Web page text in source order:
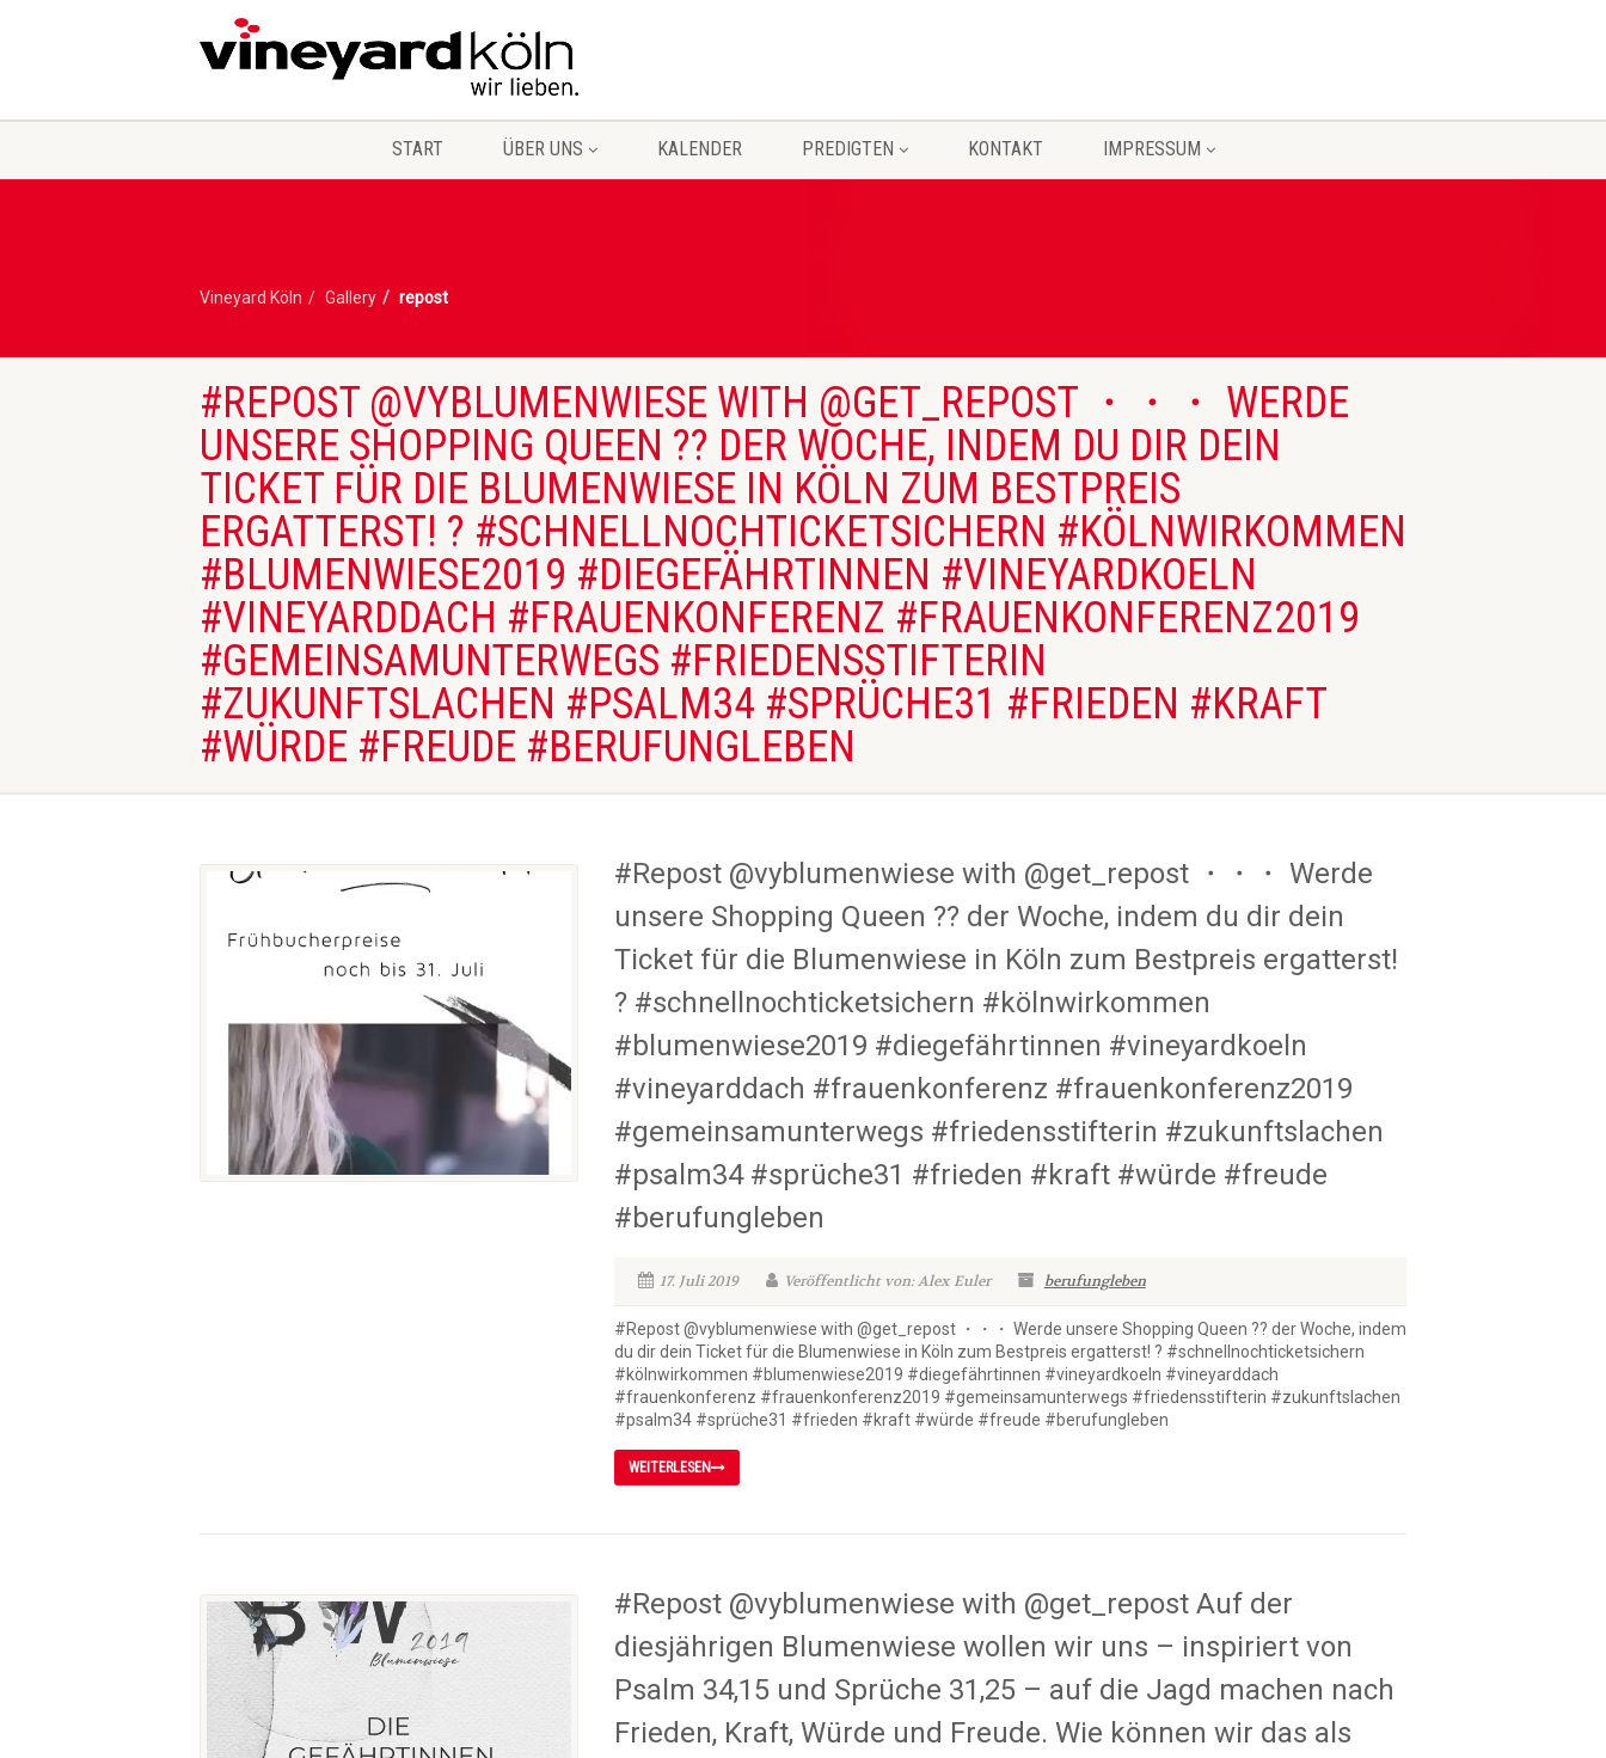
START ÜBER UNS KALENDER PREDIGTEN KONTAKT IMPRESSUM
Vineyard Köln Gallery repost
#REPOST @VYBLUMENWIESE WITH @GET_REPOST ・・・ WERDE
UNSERE SHOPPING QUEEN ?? DER WOCHE, INDEM DU DIR DEIN
TICKET FÜR DIE BLUMENWIESE IN KÖLN ZUM BESTPREIS
ERGATTERST! ? #SCHNELLNOCHTICKETSICHERN #KÖLNWIRKOMMEN
#BLUMENWIESE2019 #DIEGEFÄHRTINNEN #VINEYARDKOELN
#VINEYARDDACH #FRAUENKONFERENZ #FRAUENKONFERENZ2019
#GEMEINSAMUNTERWEGS #FRIEDENSSTIFTERIN
#ZUKUNFTSLACHEN #PSALM34 #SPRÜCHE31 #FRIEDEN #KRAFT
#WÜRDE #FREUDE #BERUFUNGLEBEN
#Repost @vyblumenwiese with @get_repost ・・・ Werde
unsere Shopping Queen ?? der Woche, indem du dir dein
Ticket für die Blumenwiese in Köln zum Bestpreis ergatterst!
? #schnellnochticketsichern #kölnwirkommen
#blumenwiese2019 #diegefährtinnen #vineyardkoeln
#vineyarddach #frauenkonferenz #frauenkonferenz2019
#gemeinsamunterwegs #friedensstifterin #zukunftslachen
#psalm34 #sprüche31 #frieden #kraft #würde #freude
#berufungleben
17. Juli 2019 Veröffentlicht von: Alex Euler berufungleben
#Repost @vyblumenwiese with @get_repost ・・・ Werde unsere Shopping Queen ?? der Woche, indem
du dir dein Ticket für die Blumenwiese in Köln zum Bestpreis ergatterst! ? #schnellnochticketsichern
#kölnwirkommen #blumenwiese2019 #diegefährtinnen #vineyardkoeln #vineyarddach
#frauenkonferenz #frauenkonferenz2019 #gemeinsamunterwegs #friedensstifterin #zukunftslachen
#psalm34 #sprüche31 #frieden #kraft #würde #freude #berufungleben
WEITERLESEN
#Repost @vyblumenwiese with @get_repost Auf der
diesjährigen Blumenwiese wollen wir uns – inspiriert von
Psalm 34,15 und Sprüche 31,25 – auf die Jagd machen nach
Frieden, Kraft, Würde und Freude. Wie können wir das als